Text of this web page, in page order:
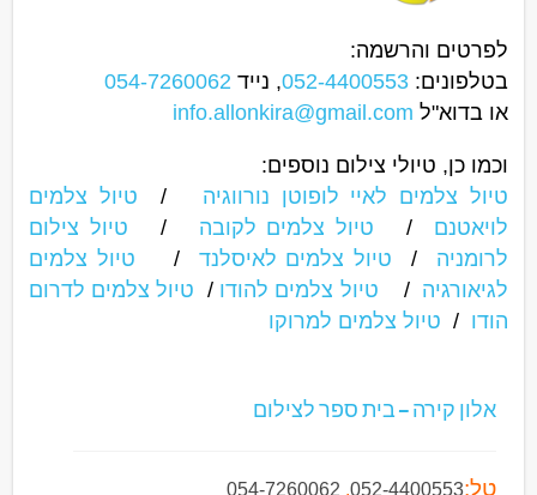
לפרטים והרשמה:
בטלפונים: 052-4400553, נייד 054-7260062
או בדוא"ל info.allonkira@gmail.com
וכמו כן, טיולי צילום נוספים:
טיול צלמים לאיי לופוטן נורווגיה /
טיול צלמים
לויאטנם / טיול צלמים לקובה / טיול צילום
לרומניה / טיול צלמים לאיסלנד / טיול צלמים
לגיאורגיה / טיול צלמים להודו / טיול צלמים לדרום
הודו / טיול צלמים למרוקו
אלון קירה – בית ספר לצילום
טל:052-4400553
,
054-7260062